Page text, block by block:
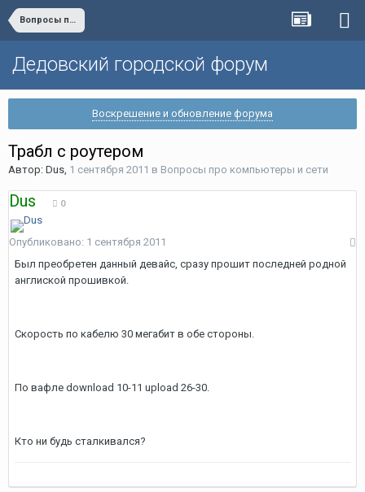
Вопросы про компьютеры и сети
Дедовский городской форум
Воскрешение и обновление форума
Трабл с роутером
Автор: Dus, 1 сентября 2011 в Вопросы про компьютеры и сети
Dus 0
Опубликовано: 1 сентября 2011
Был преобретен данный девайс, сразу прошит последней родной
англиской прошивкой.
Скорость по кабелю 30 мегабит в обе стороны.
По вафле download 10-11 upload 26-30.
Кто ни будь сталкивался?